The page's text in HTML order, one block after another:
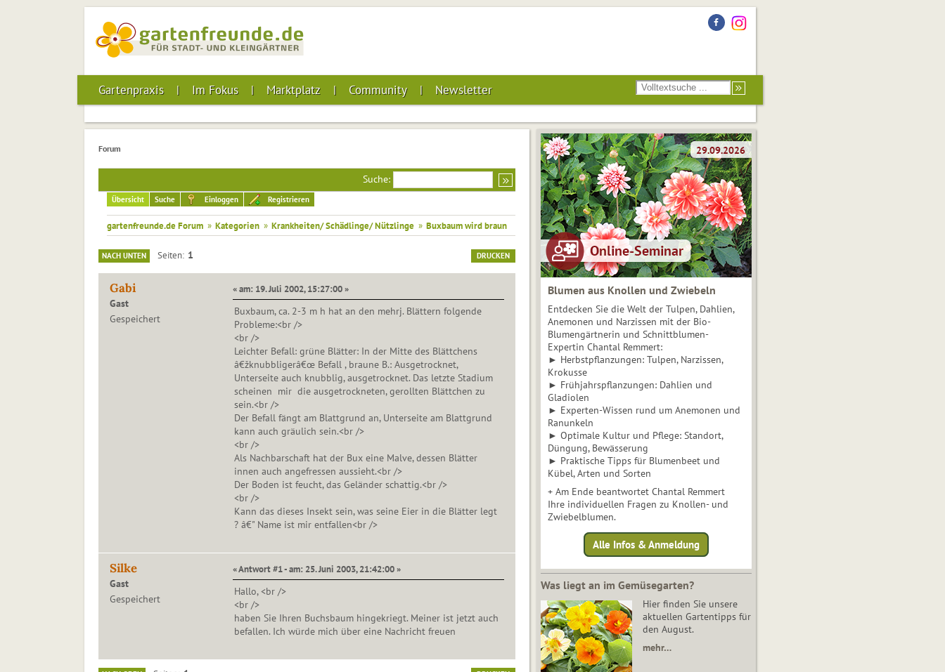
Gartenpraxis Im Fokus Marktplatz Community Newsletter
Forum
Suche:
Übersicht Suche Einloggen Registrieren
gartenfreunde.de Forum » Kategorien » Krankheiten/ Schädlinge/ Nützlinge » Buxbaum wird braun
DRUCKEN
NACH UNTEN Seiten 1
Gabi
Gast
Gespeichert
« am: 19. Juli 2002, 15:27:00 »
Buxbaum, ca. 2-3 m h hat an den mehrj. Blättern folgende
Probleme:<br />
<br />
Leichter Befall: grüne Blätter: In der Mitte des Blättchens
â€žknubbligerâ€œ Befall , braune B.: Ausgetrocknet,
Unterseite auch knubblig, ausgetrocknet. Das letzte Stadium
scheinen mir die ausgetrockneten, gerollten Blättchen zu
sein.<br />
Der Befall fängt am Blattgrund an, Unterseite am Blattgrund
kann auch gräulich sein.<br />
<br />
Als Nachbarschaft hat der Bux eine Malve, dessen Blätter
innen auch angefressen aussieht.<br />
Der Boden ist feucht, das Geländer schattig.<br />
<br />
Kann das dieses Insekt sein, was seine Eier in die Blätter legt
? â€" Name ist mir entfallen<br />
Silke
Gast
Gespeichert
« Antwort #1 - am: 25. Juni 2003, 21:42:00 »
Hallo, <br />
<br />
haben Sie Ihren Buchsbaum hingekriegt. Meiner ist jetzt auch
befallen. Ich würde mich über eine Nachricht freuen
Blumen aus Knollen und Zwiebeln
Entdecken Sie die Welt der Tulpen, Dahlien,
Anemonen und Narzissen mit der Bio-
Blumengärtnerin und Schnittblumen-
Expertin Chantal Remmert:
► Herbstpflanzungen: Tulpen, Narzissen,
Krokusse
► Frühjahrspflanzungen: Dahlien und
Gladiolen
► Experten-Wissen rund um Anemonen und
Ranunkeln
► Optimale Kultur und Pflege: Standort,
Düngung, Bewässerung
► Praktische Tipps für Blumenbeet und
Kübel, Arten und Sorten
+ Am Ende beantwortet Chantal Remmert
Ihre individuellen Fragen zu Knollen- und
Zwiebelblumen.
Alle Infos & Anmeldung
Was liegt an im Gemüsegarten?
Hier finden Sie unsere
aktuellen Gartentipps für
den August.
mehr…